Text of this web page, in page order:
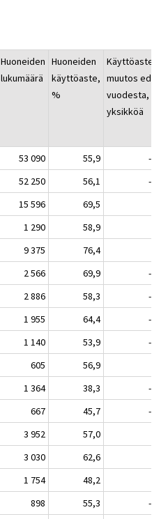
Huoneiden
lukumäärä
Huoneiden
käyttöaste,
%
Käyttöasteen
muutos ed.
vuodesta, %-
yksikköä
53 090 55,9
-0,6
52 250 56,1
-0,5
15 596 69,5
1 290 58,9
9 375 76,4
2 566 69,9
-3,7
2 886 58,3
-2,1
1 955 64,4
-0,7
1 140 53,9
-0,4
605 56,9
1 364 38,3
-3,1
667 45,7
-0,1
3 952 57,0
3 030 62,6
1 754 48,2
898 55,3
-0,0